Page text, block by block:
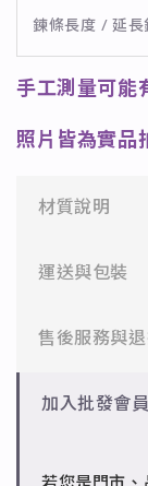
鍊條長度 / 延長
手工測量可能
照片皆為實品
材質說明
✻ 316L不鏽鋼
✻ 925純銀
設計。
運送與包裝
一般會員：一
批發會員：
售後服務與
✻ 一般會員
加入批發會